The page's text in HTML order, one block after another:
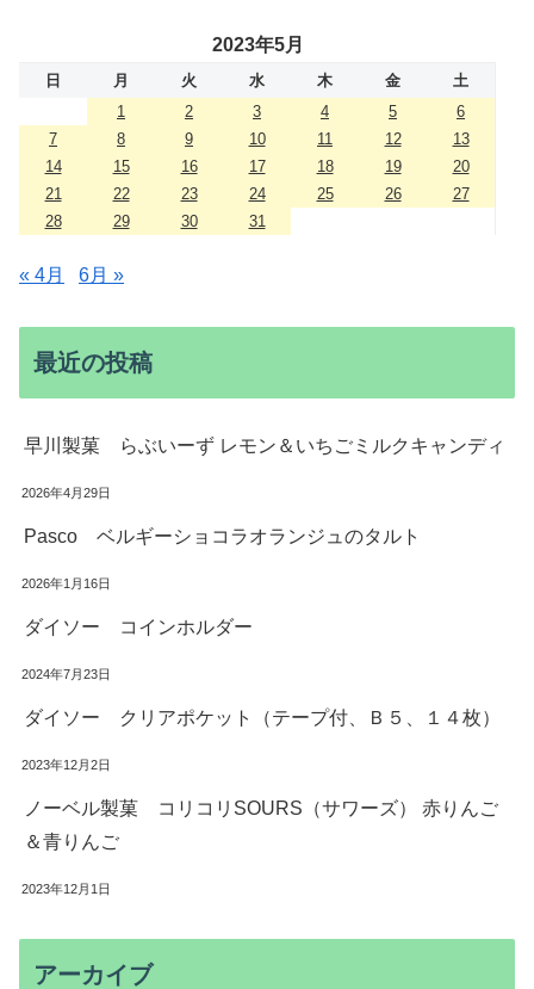
2023年5月
日 月 火 水 木 金
土
1
2 3 4 5
6
7
8 9 10 11 12
13
14
15 16 17 18 19
20
21
22 23 24 25 26
27
28
29 30 31
« 4月 6月 »
最近の投稿
早川製菓 らぶいーず レモン＆いちごミルクキャンディ
2026年4月29日
Pasco ベルギーショコラオランジュのタルト
2026年1月16日
ダイソー コインホルダー
2024年7月23日
ダイソー クリアポケット（テープ付、Ｂ５、１４枚）
2023年12月2日
ノーベル製菓 コリコリSOURS（サワーズ） 赤りんご
＆青りんご
2023年12月1日
アーカイブ